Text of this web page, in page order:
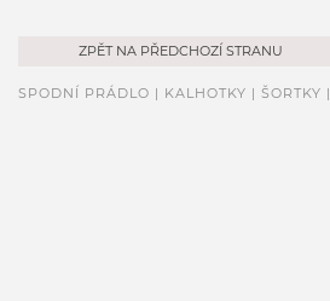
ZPĚT NA PŘEDCHOZÍ STRANU
SPODNÍ PRÁDLO | KALHOTKY | ŠORTKY |